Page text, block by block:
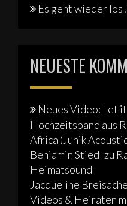
Es geht wieder los!
NEUESTE
Neues Video: Let
Hochzeitsband aus
Africa (Junik
Benjamin Stiedl zu
Heimatsound
Jacqueline
Videos & Heiraten